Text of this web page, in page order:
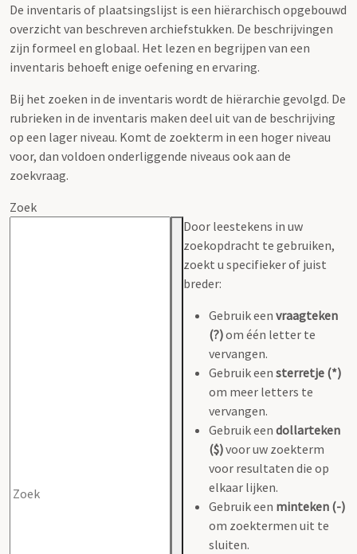
De inventaris of plaatsingslijst is een hiërarchisch opgebouwd
overzicht van beschreven archiefstukken. De beschrijvingen
zijn formeel en globaal. Het lezen en begrijpen van een
inventaris behoeft enige oefening en ervaring.
Bij het zoeken in de inventaris wordt de hiërarchie gevolgd. De
rubrieken in de inventaris maken deel uit van de beschrijving
op een lager niveau. Komt de zoekterm in een hoger niveau
voor, dan voldoen onderliggende niveaus ook aan de
zoekvraag.
Zoek
Door leestekens in uw
zoekopdracht te gebruiken,
zoekt u specifieker of juist
breder:
Gebruik een vraagteken
(?)om één letter te
vervangen.
Gebruik een sterretje (*)
om meer letters te
vervangen.
Gebruik een dollarteken
($)voor uw zoekterm
voor resultaten die op
elkaar lijken.
Gebruik een minteken (-)
om zoektermen uit te
sluiten.